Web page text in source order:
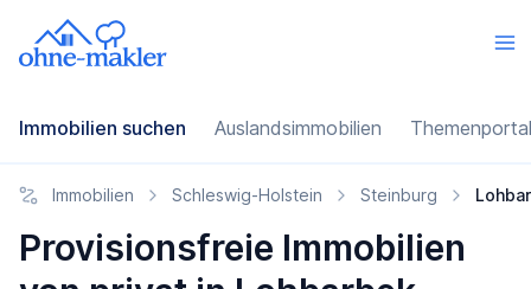
Immobilien suchen Auslandsimmobilien
Immobilien Schleswig-Holstein Steinburg
Provisionsfreie Immobilien